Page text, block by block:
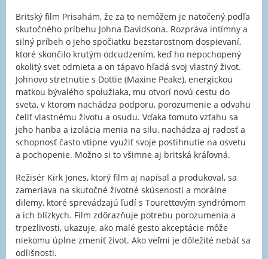
Britský film Prisahám, že za to nemôžem je natočený podľa
skutočného príbehu Johna Davidsona. Rozpráva intímny a
silný príbeh o jeho spočiatku bezstarostnom dospievaní,
ktoré skončilo krutým odcudzením, keď ho nepochopený
okolitý svet odmieta a on tápavo hľadá svoj vlastný život.
Johnovo stretnutie s Dottie (Maxine Peake), energickou
matkou bývalého spolužiaka, mu otvorí novú cestu do
sveta, v ktorom nachádza podporu, porozumenie a odvahu
čeliť vlastnému životu a osudu. Vďaka tomuto vzťahu sa
jeho hanba a izolácia menia na silu, nachádza aj radosť a
schopnosť často vtipne využiť svoje postihnutie na osvetu
a pochopenie. Možno si to všimne aj britská kráľovná.
Režisér Kirk Jones, ktorý film aj napísal a produkoval, sa
zameriava na skutočné životné skúsenosti a morálne
dilemy, ktoré sprevádzajú ľudí s Tourettovým syndrómom
a ich blízkych. Film zdôrazňuje potrebu porozumenia a
trpezlivosti, ukazuje, ako malé gesto akceptácie môže
niekomu úplne zmeniť život. Ako veľmi je dôležité nebáť sa
odlišnosti.